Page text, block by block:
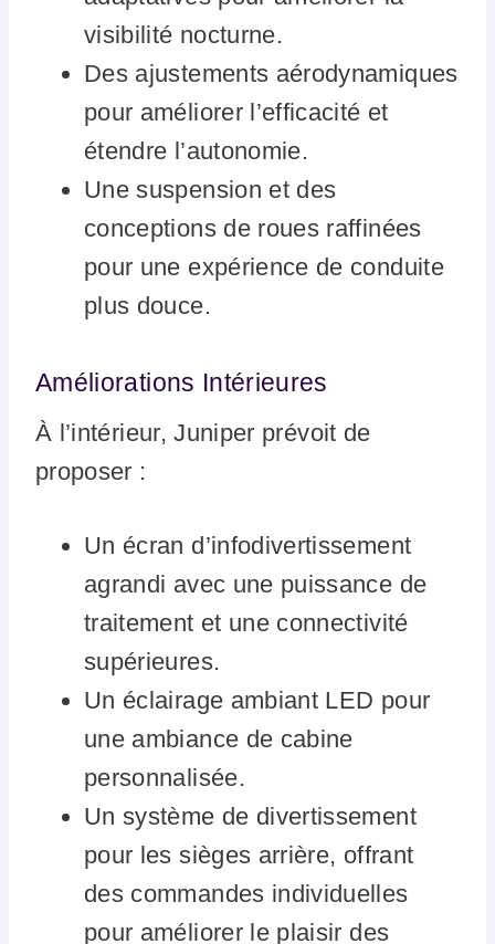
visibilité nocturne.
Des ajustements aérodynamiques
pour améliorer l’efficacité et
étendre l’autonomie.
Une suspension et des
conceptions de roues raffinées
pour une expérience de conduite
plus douce.
Améliorations Intérieures
À l’intérieur, Juniper prévoit de
proposer :
Un écran d’infodivertissement
agrandi avec une puissance de
traitement et une connectivité
supérieures.
Un éclairage ambiant LED pour
une ambiance de cabine
personnalisée.
Un système de divertissement
pour les sièges arrière, offrant
des commandes individuelles
pour améliorer le plaisir des